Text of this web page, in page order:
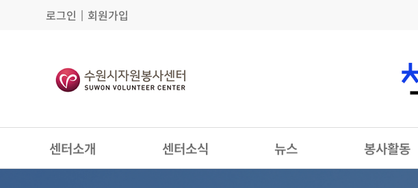
로그인 │ 회원가입
센터소개 센터소식 뉴스 봉사활동